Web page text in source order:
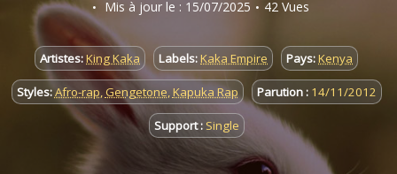
Mis à jour le : 15/07/2025
42 Vues
Artistes:King Kaka Labels: Kaka Empire Pays:Kenya
Styles:Afro-rap,Gengetone, Kapuka Rap Parution : 14/11/2012
Support : Single